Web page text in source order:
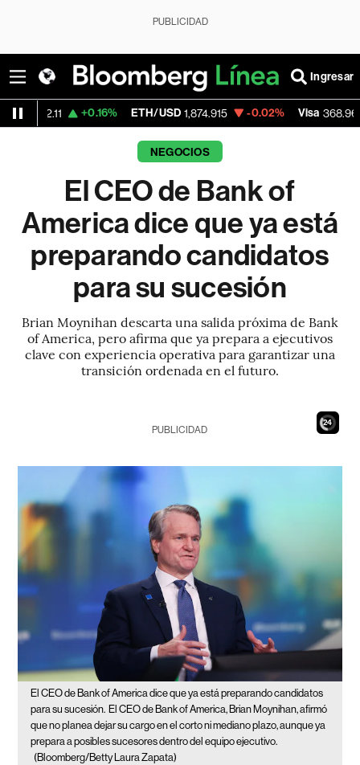
PUBLICIDAD
Ingresar
ETH/USD 1,874.915 -0.02% Visa 368.965 -0.17%
NEGOCIOS
El CEO de Bank of
America dice que ya está
preparando candidatos
para su sucesión
Brian Moynihan descarta una salida próxima de Bank
of America, pero afirma que ya prepara a ejecutivos
clave con experiencia operativa para garantizar una
transición ordenada en el futuro.
22
PUBLICIDAD
El CEO de Bank of America dice que ya está preparando candidatos
para su sucesión. El CEO de Bank of America, Brian Moynihan, afirmó
que no planea dejar su cargo en el corto ni mediano plazo, aunque ya
prepara a posibles sucesores dentro del equipo ejecutivo.
(Bloomberg/Betty Laura Zapata)